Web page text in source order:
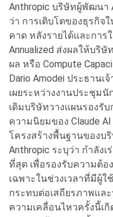
Anthropic บริษัทผู้พัฒนา
ว่า การเติบโตของธุรกิจ
คาด หลังรายได้และการ
Annualized ส่งผลให้บริ
ผล หรือ Compute
Dario Amodei ประธานเ
เผยระหว่างงานประชุม
เดิมบริษัทวางแผนรองรับ
ความนิยมของ Claude
โครงสร้างพื้นฐานของบ
Anthropic ระบุว่า กำลังเ
ที่สุด เพื่อรองรับความต้อ
เฉพาะในช่วงเวลาที่มีผู้
กระทบต่อเสถียรภาพแล
ความเคลื่อนไหวครั้งนี้เ